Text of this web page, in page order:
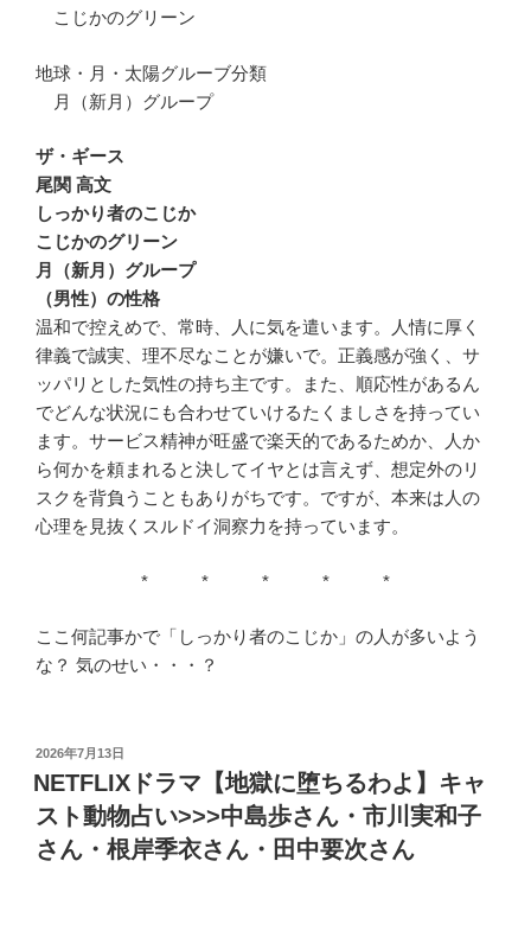
こじかのグリーン
地球・月・太陽グルーブ分類
月（新月）グループ
ザ・ギース
尾関 高文
しっかり者のこじか
こじかのグリーン
月（新月）グループ
（男性）の性格
温和で控えめで、常時、人に気を遣います。人情に厚く
律義で誠実、理不尽なことが嫌いで。正義感が強く、サ
ッパリとした気性の持ち主です。また、順応性があるん
でどんな状況にも合わせていけるたくましさを持ってい
ます。サービス精神が旺盛で楽天的であるためか、人か
ら何かを頼まれると決してイヤとは言えず、想定外のリ
スクを背負うこともありがちです。ですが、本来は人の
心理を見抜くスルドイ洞察力を持っています。
* * * * *
ここ何記事かで「しっかり者のこじか」の人が多いよう
な？ 気のせい・・・？
投
稿
日:
2026年7月13日
NETFLIXドラマ【地獄に堕ちるわよ】キャ
スト動物占い>>>中島歩さん・市川実和子
さん・根岸季衣さん・田中要次さん